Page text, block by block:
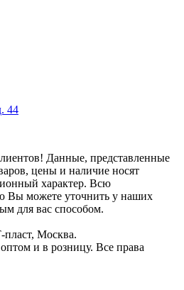
44
Данные, представленные
цены и наличие носят
характер. Всю
Вы можете уточнить у наших
для вас способом.
Москва.
оптом и в розницу. Все права